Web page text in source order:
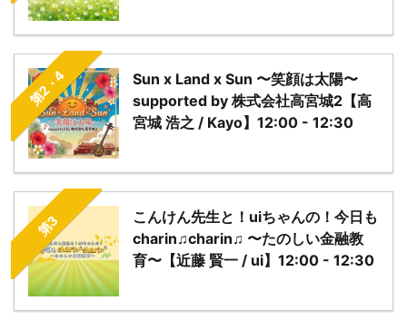
第2・4
Sun x Land x Sun 〜笑顔は太陽〜
supported by 株式会社高宮城2【高
宮城 浩之 / Kayo】12:00 - 12:30
第3
こんけん先生と！uiちゃんの！今日も
charin♫charin♫ 〜たのしい金融教
育〜【近藤 賢一 / ui】12:00 - 12:30